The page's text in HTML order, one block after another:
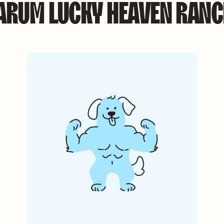
LUCKY HEAVEN